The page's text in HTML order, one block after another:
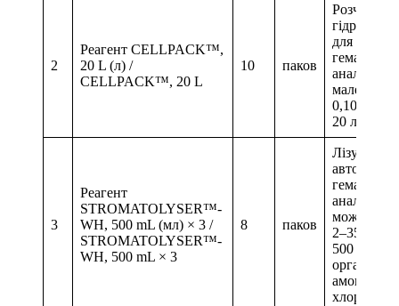
2
Реагент CELLPACK™,
20 L (л) /
CELLPACK™, 20 L
10 паков
Розчинник
для
малеїнова
0,10%.
20 літрів
3
Реагент
STROMATOLYSER™-
WH, 500 mL (мл) × 3 /
STROMATOLYSER™-
WH, 500 mL × 3
8 паков
Лізуючий
можливе
2–35°C.
500 мл × 3
органічна
амонієва
хлорид